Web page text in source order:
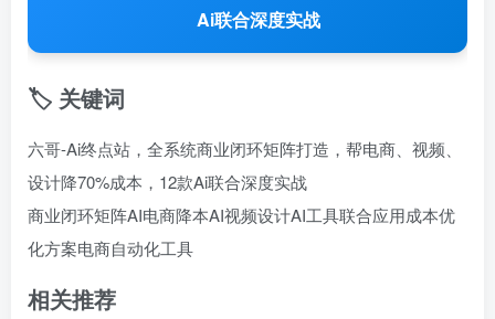
Ai联合深度实战
🏷️ 关键词
六哥-Ai终点站，全系统商业闭环矩阵打造，帮电商、视频、
设计降70%成本，12款Ai联合深度实战
商业闭环矩阵AI电商降本AI视频设计AI工具联合应用成本优
化方案电商自动化工具
相关推荐